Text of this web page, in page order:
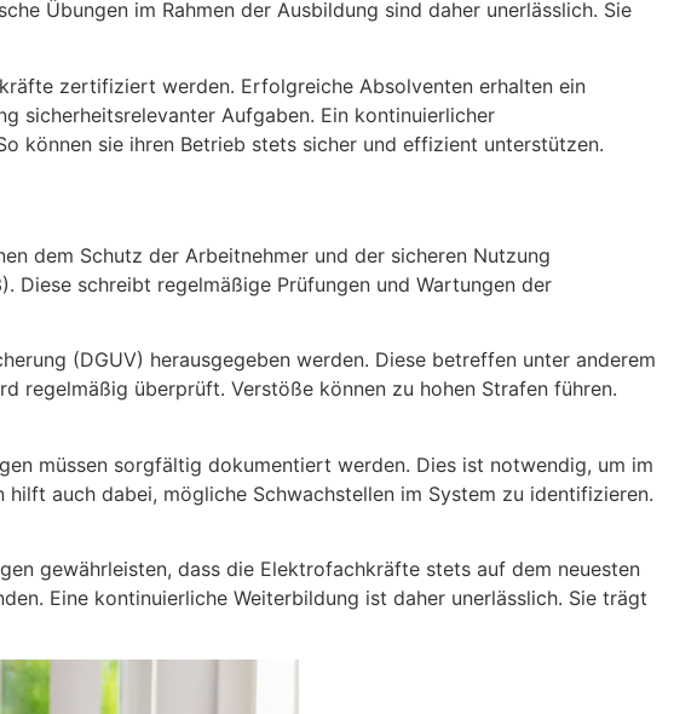
Übungen im Rahmen der Ausbildung sind daher unerlässlich. Sie
zertifiziert werden. Erfolgreiche Absolventen erhalten ein
sicherheitsrelevanter Aufgaben. Ein kontinuierlicher
können sie ihren Betrieb stets sicher und effizient unterstützen.
dem Schutz der Arbeitnehmer und der sicheren Nutzung
Diese schreibt regelmäßige Prüfungen und Wartungen der
(DGUV) herausgegeben werden. Diese betreffen unter anderem
regelmäßig überprüft. Verstöße können zu hohen Strafen führen.
müssen sorgfältig dokumentiert werden. Dies ist notwendig, um im
auch dabei, mögliche Schwachstellen im System zu identifizieren.
gewährleisten, dass die Elektrofachkräfte stets auf dem neuesten
Eine kontinuierliche Weiterbildung ist daher unerlässlich. Sie trägt